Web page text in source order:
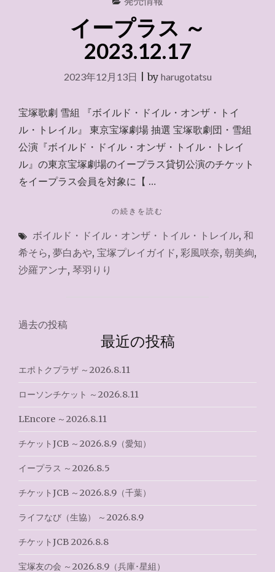
イープラス ～
2023.12.17
2023年12月13日 |by harugotatsu
宝塚歌劇 雪組 『ボイルド・ドイル・オンザ・トイ
ル・トレイル』 東京宝塚劇場 抽選 宝塚歌劇団・雪組
公演『ボイルド・ドイル・オンザ・トイル・トレイ
ル』の東京宝塚劇場のイープラス貸切公演のチケット
をイープラス会員を対象に【 …
"イ
プ
ラ
の続きを読む
ボイルド・ドイル・オンザ・トイル・トレイル, 和
希そら, 夢白あや, 宝塚プレイガイド, 彩風咲奈, 朝美絢,
沙羅アンナ, 琴羽りり
投
ナ
ビ
ゲ
ー
シ
ョ
ン
過去の投稿
最近の投稿
エポトクプラザ ～2026.8.11
ローソンチケット ～2026.8.11
LEncore ～2026.8.11
チケットJCB ～2026.8.9（愛知）
イープラス ～2026.8.5
チケットJCB ～2026.8.9（千葉）
ライフなび（生協） ～2026.8.9
チケットJCB 2026.8.8
宝塚友の会 ～2026.8.9（兵庫･星組）